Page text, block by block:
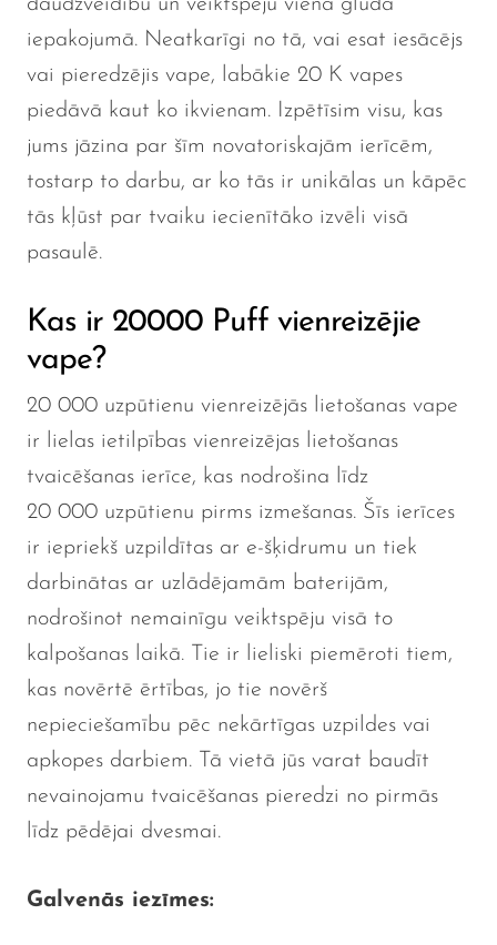
daudzveidību un veiktspēju vienā gludā
iepakojumā. Neatkarīgi no tā, vai esat iesācējs
vai pieredzējis vape, labākie 20 K vapes
piedāvā kaut ko ikvienam. Izpētīsim visu, kas
jums jāzina par šīm novatoriskajām ierīcēm,
tostarp to darbu, ar ko tās ir unikālas un kāpēc
tās kļūst par tvaiku iecienītāko izvēli visā
pasaulē.
Kas ir 20000 Puff vienreizējie
vape?
20 000 uzpūtienu vienreizējās lietošanas vape
ir lielas ietilpības vienreizējas lietošanas
tvaicēšanas ierīce, kas nodrošina līdz
20 000 uzpūtienu pirms izmešanas. Šīs ierīces
ir iepriekš uzpildītas ar e-šķidrumu un tiek
darbinātas ar uzlādējamām baterijām,
nodrošinot nemainīgu veiktspēju visā to
kalpošanas laikā. Tie ir lieliski piemēroti tiem,
kas novērtē ērtības, jo tie novērš
nepieciešamību pēc nekārtīgas uzpildes vai
apkopes darbiem. Tā vietā jūs varat baudīt
nevainojamu tvaicēšanas pieredzi no pirmās
līdz pēdējai dvesmai.
Galvenās iezīmes: